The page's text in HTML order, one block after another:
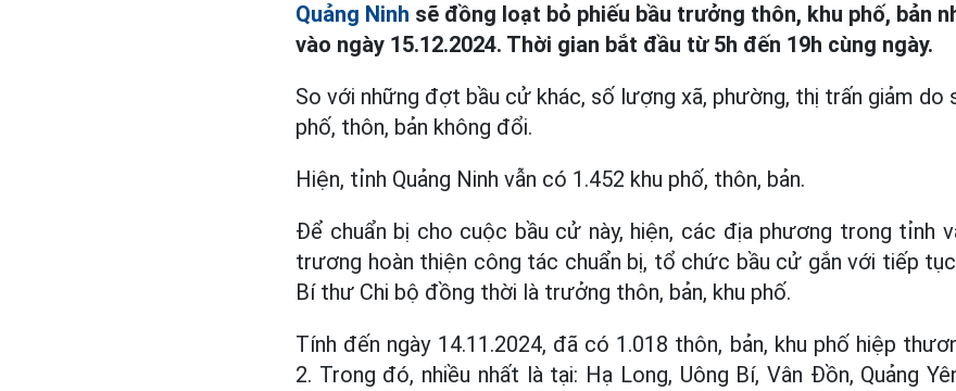
Quảng Ninh sẽ đồng loạt bỏ phiếu bầu trưởng thôn, khu phố, bản
vào ngày 15.12.2024. Thời gian bắt đầu từ 5h đến 19h cùng ngày.
So với những đợt bầu cử khác, số lượng xã, phường, thị trấn giảm do
phố, thôn, bản không đổi.
Hiện, tỉnh Quảng Ninh vẫn có 1.452 khu phố, thôn, bản.
Để chuẩn bị cho cuộc bầu cử này, hiện, các địa phương trong tỉnh
trương hoàn thiện công tác chuẩn bị, tổ chức bầu cử gắn với tiếp
Bí thư Chi bộ đồng thời là trưởng thôn, bản, khu phố.
Tính đến ngày 14.11.2024, đã có 1.018 thôn, bản, khu phố hiệp
2. Trong đó, nhiều nhất là tại: Hạ Long, Uông Bí, Vân Đồn, Quảng